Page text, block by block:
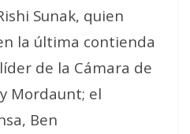
Sunak, quien
la última contienda
de la Cámara de
Mordaunt; el
Ben